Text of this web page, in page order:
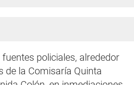
policiales, alrededor
de la Comisaría Quinta